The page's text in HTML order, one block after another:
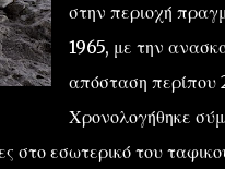
στην περιοχή
1965, με την
απόσταση περίπου
Χρονολογήθηκε
στο εσωτερικό του